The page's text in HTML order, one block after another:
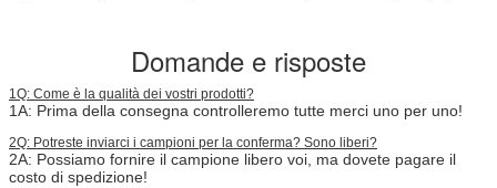
Domande e risposte
1Q: Come è la qualità dei vostri prodotti?
1A: Prima della consegna controlleremo tutte merci uno per uno!
2Q: Potreste inviarci i campioni per la conferma? Sono liberi?
2A: Possiamo fornire il campione libero voi, ma dovete pagare il
costo di spedizione!